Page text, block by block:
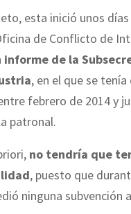
esta inició unos
de Conflicto de
informe de la
, en el que se tenía
febrero de 2014 y
patronal.
no tendría que
, puesto que
ninguna subvención